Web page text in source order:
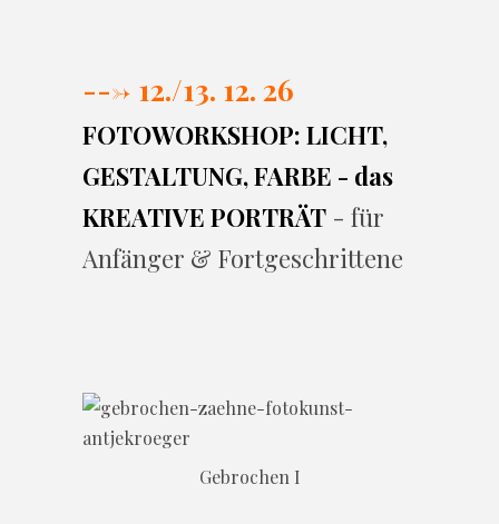
---> 12./13. 12. 26
FOTOWORKSHOP: LICHT,
GESTALTUNG, FARBE - das
KREATIVE PORTRÄT - für
Anfänger & Fortgeschrittene
Gebrochen I